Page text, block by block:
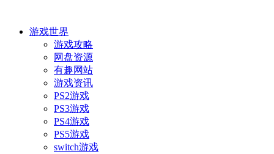
游戏世界
游戏攻略
网盘资源
有趣网站
游戏资讯
PS2游戏
PS3游戏
PS4游戏
PS5游戏
switch游戏